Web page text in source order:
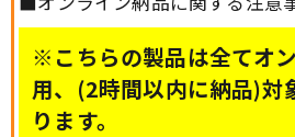
※こちらの製品は全てオ
用、(2時間以内に納品)対
ります。